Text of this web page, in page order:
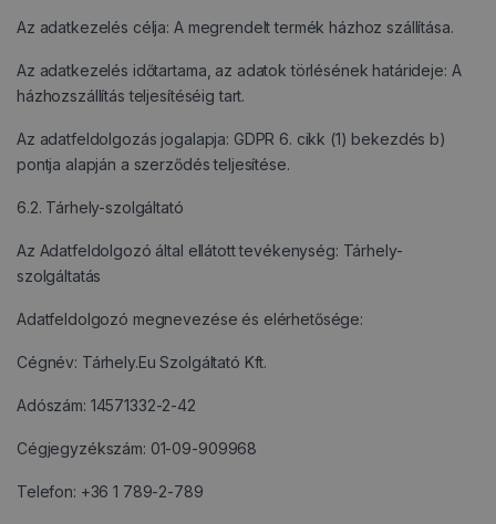
Az adatkezelés célja: A megrendelt termék házhoz szállítása.
Az adatkezelés időtartama, az adatok törlésének határideje: A
házhozszállítás teljesítéséig tart.
Az adatfeldolgozás jogalapja: GDPR 6. cikk (1) bekezdés b)
pontja alapján a szerződés teljesítése.
6.2. Tárhely-szolgáltató
Az Adatfeldolgozó által ellátott tevékenység: Tárhely-
szolgáltatás
Adatfeldolgozó megnevezése és elérhetősége:
Cégnév: Tárhely.Eu Szolgáltató Kft.
Adószám: 14571332-2-42
Cégjegyzékszám: 01-09-909968
Telefon: +36 1 789-2-789